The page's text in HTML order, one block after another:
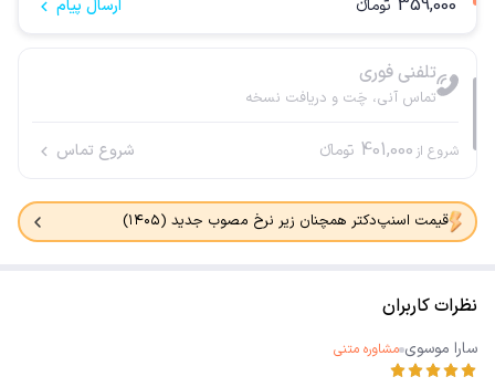
359,000 تومانء ارسال پیام
تلفنی فوری
تماس آنی، چَت و دریافت نسخه
شروع از 401,000 تومانء شروع تماس
قیمت اسنپ‌دکتر همچنان زیر نرخ مصوب جدید (۱۴۰۵)
نظرات کاربران
سارا موسوی مشاوره متنی